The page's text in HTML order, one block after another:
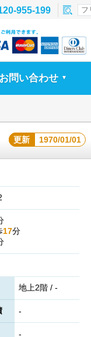
955-199
お問い合わせ ▼
更新 1970/01/01
17分
地上2階 / -
-
-